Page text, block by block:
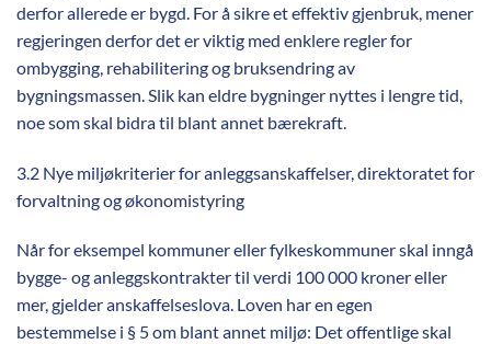
derfor allerede er bygd. For å sikre et effektiv gjenbruk, mener
regjeringen derfor det er viktig med enklere regler for
ombygging, rehabilitering og bruksendring av
bygningsmassen. Slik kan eldre bygninger nyttes i lengre tid,
noe som skal bidra til blant annet bærekraft.
3.2 Nye miljøkriterier for anleggsanskaffelser, direktoratet for
forvaltning og økonomistyring
Når for eksempel kommuner eller fylkeskommuner skal inngå
bygge- og anleggskontrakter til verdi 100 000 kroner eller
mer, gjelder anskaffelseslova. Loven har en egen
bestemmelse i § 5 om blant annet miljø: Det offentlige skal